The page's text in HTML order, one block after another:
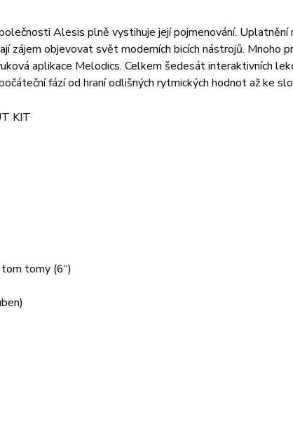
Alesis plně vystihuje její pojmenování. Uplatnění
zájem objevovat svět moderních bicích nástrojů. Mnoho
aplikace Melodics. Celkem šedesát interaktivních
fází od hraní odlišných rytmických hodnot až ke
tomy (6“)